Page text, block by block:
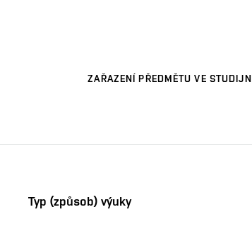
ZAŘAZENÍ PŘEDMĚTU VE
Typ (způsob) výuky